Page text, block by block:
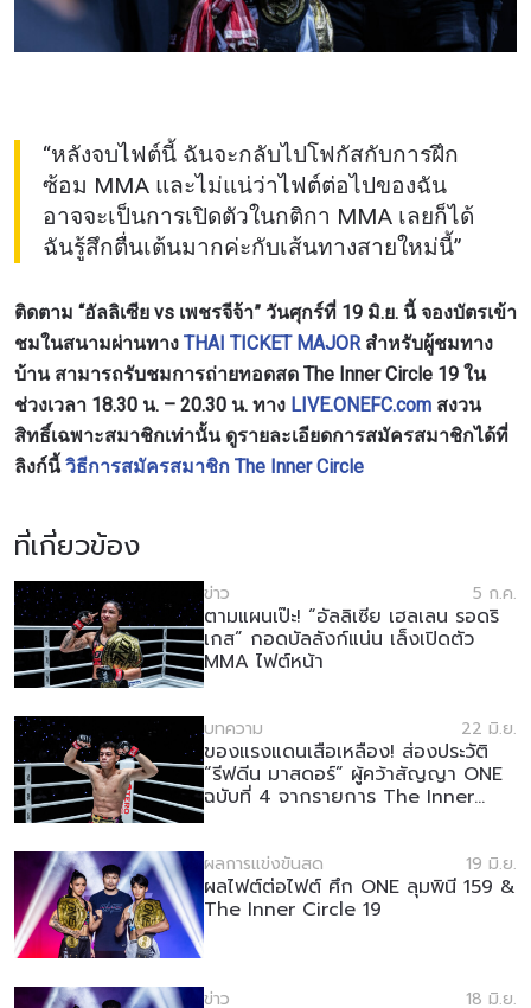
“หลังจบไฟต์นี้ ฉันจะกลับไปโฟกัสกับการฝึก
ซ้อม MMA และไม่แน่ว่าไฟต์ต่อไปของฉัน
อาจจะเป็นการเปิดตัวในกติกา MMA เลยก็ได้
ฉันรู้สึกตื่นเต้นมากค่ะกับเส้นทางสายใหม่นี้”
ติดตาม “อัลลิเซีย vs เพชรจีจ้า” วันศุกร์ที่ 19 มิ.ย. นี้ จองบัตรเข้า
ชมในสนามผ่านทาง THAI TICKET MAJOR สำหรับผู้ชมทาง
บ้าน สามารถรับชมการถ่ายทอดสด The Inner Circle 19 ใน
ช่วงเวลา 18.30 น. – 20.30 น. ทาง LIVE.ONEFC.com สงวน
สิทธิ์เฉพาะสมาชิกเท่านั้น ดูรายละเอียดการสมัครสมาชิกได้ที่
ลิงก์นี้วิธีการสมัครสมาชิก The Inner Circle
ที่เกี่ยวข้อง
ข่าว 5 ก.ค.
ตามแผนเป๊ะ! “อัลลิเซีย เฮลเลน รอดริ
เกส” กอดบัลลังก์แน่น เล็งเปิดตัว
MMA ไฟต์หน้า
บทความ 22 มิ.ย.
ของแรงแดนเสือเหลือง! ส่องประวัติ
“รีฟดีน มาสดอร์” ผู้คว้าสัญญา ONE
ฉบับที่ 4 จากรายการ The Inner
ผลการแข่งขันสด 19 มิ.ย.
ผลไฟต์ต่อไฟต์ ศึก ONE ลุมพินี 159 &
The Inner Circle 19
ข่าว 18 มิ.ย.